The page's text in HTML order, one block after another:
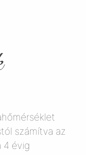
számítva az
4 évig